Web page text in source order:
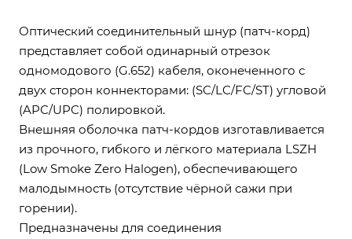
Оптический соединительный шнур (патч-корд)
представляет собой одинарный отрезок
одномодового (G.652) кабеля, оконеченного с
двух сторон коннекторами: (SC/LC/FC/ST) угловой
(APC/UPC) полировкой.
Внешняя оболочка патч-кордов изготавливается
из прочного, гибкого и лёгкого материала LSZH
(Low Smoke Zero Halogen), обеспечивающего
малодымность (отсутствие чёрной сажи при
горении).
Предназначены для соединения